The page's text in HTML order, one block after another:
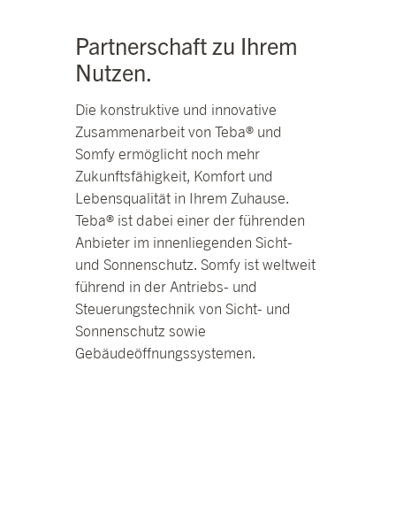
Partnerschaft zu Ihrem
Nutzen.
Die konstruktive und innovative
Zusammenarbeit von Teba® und
Somfy ermöglicht noch mehr
Zukunftsfähigkeit, Komfort und
Lebensqualität in Ihrem Zuhause.
Teba® ist dabei einer der führenden
Anbieter im innenliegenden Sicht-
und Sonnenschutz. Somfy ist weltweit
führend in der Antriebs- und
Steuerungstechnik von Sicht- und
Sonnenschutz sowie
Gebäudeöffnungssystemen.